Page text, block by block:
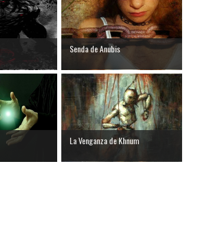
Senda de Anubis
La Venganza de Khnum